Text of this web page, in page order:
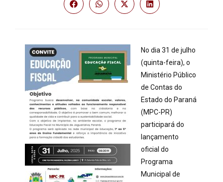
No dia 31 de julho
(quinta-feira), o
Ministério Público
de Contas do
Estado do Paraná
(MPC-PR)
participará do
lançamento
oficial do
Programa
Municipal de